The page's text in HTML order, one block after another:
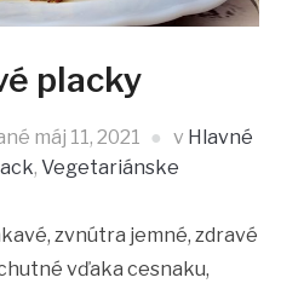
placky
máj 11, 2021 v Hlavné
, Vegetariánske
zvnútra jemné, zdravé
vďaka cesnaku,